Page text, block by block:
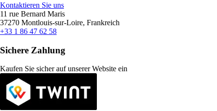
Kontaktieren Sie uns
11 rue Bernard Maris
37270 Montlouis-sur-Loire, Frankreich
+33 1 86 47 62 58
Sichere Zahlung
Kaufen Sie sicher auf unserer Website ein